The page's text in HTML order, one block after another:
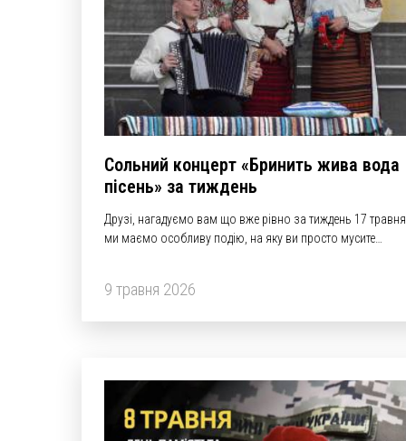
Cольний концерт «Бринить жива вода
пісень» за тиждень
Друзі, нагадуємо вам що вже рівно за тиждень 17 травня
ми маємо особливу подію, на яку ви просто мусите
9 травня 2026